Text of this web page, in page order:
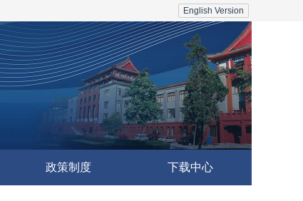
English Version
政策制度 下载中心